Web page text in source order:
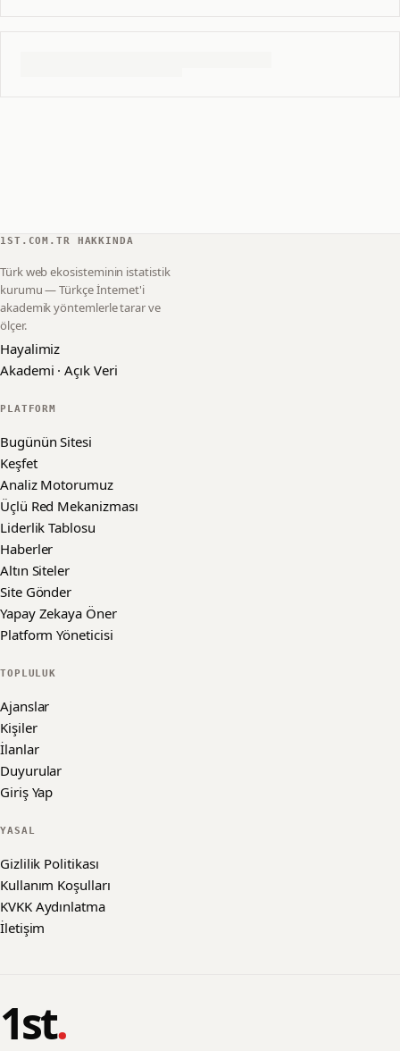
1ST.COM.TR HAKKINDA
Türk web ekosisteminin istatistik
kurumu — Türkçe İnternet'i
akademik yöntemlerle tarar ve
ölçer.
Hayalimiz
Akademi · Açık Veri
PLATFORM
Bugünün Sitesi
Keşfet
Analiz Motorumuz
Üçlü Red Mekanizması
Liderlik Tablosu
Haberler
Altın Siteler
Site Gönder
Yapay Zekaya Öner
Platform Yöneticisi
TOPLULUK
Ajanslar
Kişiler
İlanlar
Duyurular
Giriş Yap
YASAL
Gizlilik Politikası
Kullanım Koşulları
KVKK Aydınlatma
İletişim
1st.